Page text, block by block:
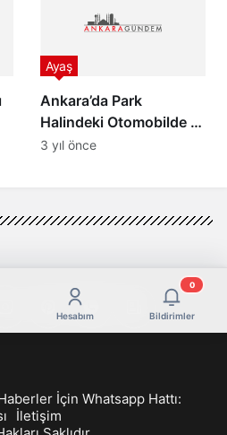
Ankara’da Park
Halindeki Otomobilde 3
Kişinin Cansız Bedeni
Ayaş
3 yıl önce
Hesabım Bildirimler
0
İçin Whatsapp Hattı:
İletişim